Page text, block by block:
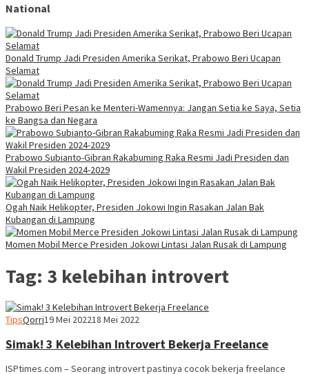
National
Donald Trump Jadi Presiden Amerika Serikat, Prabowo Beri Ucapan
Selamat
Prabowo Beri Pesan ke Menteri-Wamennya: Jangan Setia ke Saya, Setia
ke Bangsa dan Negara
Prabowo Subianto-Gibran Rakabuming Raka Resmi Jadi Presiden dan
Wakil Presiden 2024-2029
Ogah Naik Helikopter, Presiden Jokowi Ingin Rasakan Jalan Bak
Kubangan di Lampung
Momen Mobil Merce Presiden Jokowi Lintasi Jalan Rusak di Lampung
Tag: 3 kelebihan introvert
TipsQorri19 Mei 202218 Mei 2022
Simak! 3 Kelebihan Introvert Bekerja Freelance
ISPtimes.com – Seorang introvert pastinya cocok bekerja freelance